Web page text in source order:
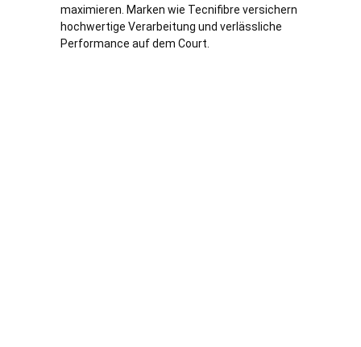
maximieren. Marken wie Tecnifibre versichern
hochwertige Verarbeitung und verlässliche
Performance auf dem Court.